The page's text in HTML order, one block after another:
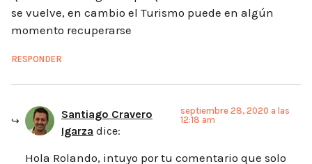
se vuelve, en cambio el Turismo puede en algún
momento recuperarse
RESPONDER
Santiago Cravero
Igarza dice:
septiembre 28, 2020 a las
12:18 am
Hola Rolando, intuyo por tu comentario que solo